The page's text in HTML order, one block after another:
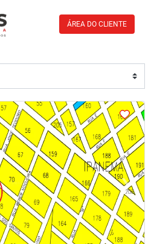
ÁREA DO CLIENTE
›Next